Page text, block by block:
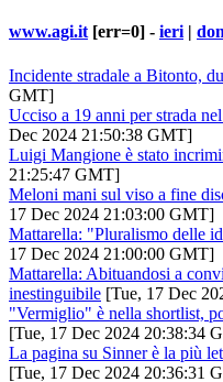
www.agi.it [err=0] - ieri |
Incidente stradale a Bitonto,
GMT]
Ucciso a 19 anni per strada
Dec 2024 21:50:38 GMT]
Luigi Mangione è stato
21:25:47 GMT]
Meloni mani sul viso a fine
17 Dec 2024 21:03:00 GMT]
Mattarella: "Pluralismo delle
17 Dec 2024 21:00:00 GMT]
Mattarella: Abituandosi a
inestinguibile [Tue, 17 Dec
"Vermiglio" è nella shortlist,
[Tue, 17 Dec 2024 20:38:34
La pagina su Sinner è la più
[Tue, 17 Dec 2024 20:36:31